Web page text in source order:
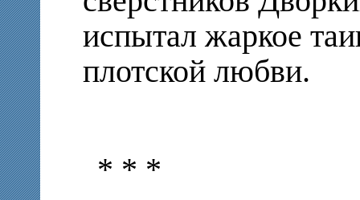
испытал жаркое
плотской любви.
* * *